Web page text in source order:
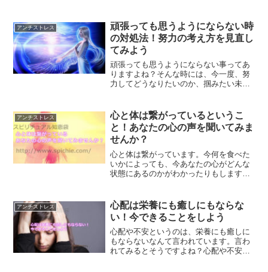
方法をご紹介します。
アンチストレス
頑張っても思うようにならない時
の対処法！努力の考え方を見直し
てみよう
頑張っても思うようにならない事ってあ
りますよね？そんな時には、今一度、努
力してどうなりたいのか、掴みたい未来
人生思い通りの方向に進んで行ける可能
性が高くなるはずです。
アンチストレス
心と体は繋がっているというこ
と！あなたの心の声を聞いてみま
せんか？
心と体は繋がっています。今何を食べた
いかによっても、今あなたの心がどんな
状態にあるのかがわかったりもします。
思うときのあなたの心の状態について、
ご紹介します。
アンチストレス
心配は栄養にも癒しにもならな
い！今できることをしよう
心配や不安というのは、栄養にも癒しに
もならないなんて言われています。言わ
れてみるとそうですよね？心配や不安に